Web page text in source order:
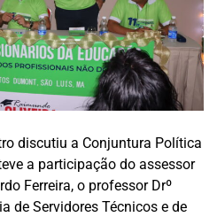
discutiu a Conjuntura Política
a participação do assessor
Ferreira, o professor Drº
de Servidores Técnicos e de